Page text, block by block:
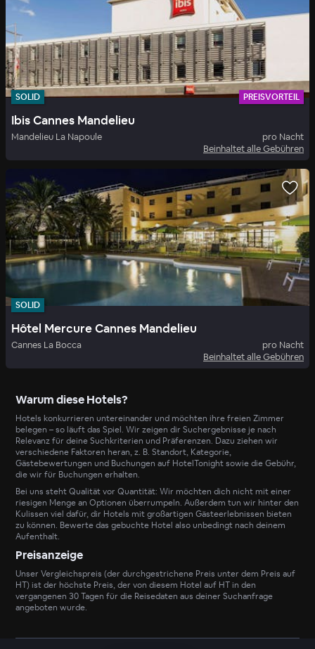
SOLID PREISVORTEIL
Ibis Cannes Mandelieu
Mandelieu La Napoule
pro Nacht
Beinhaltet alle Gebühren
SOLID
Hôtel Mercure Cannes Mandelieu
Cannes La Bocca
pro Nacht
Beinhaltet alle Gebühren
Warum diese Hotels?
Hotels konkurrieren untereinander und möchten ihre freien Zimmer
belegen – so läuft das Spiel. Wir zeigen dir Suchergebnisse je nach
Relevanz für deine Suchkriterien und Präferenzen. Dazu ziehen wir
verschiedene Faktoren heran, z. B. Standort, Kategorie,
Gästebewertungen und Buchungen auf HotelTonight sowie die Gebühr,
die wir für Buchungen erhalten.
Bei uns steht Qualität vor Quantität: Wir möchten dich nicht mit einer
riesigen Menge an Optionen überrumpeln. Außerdem tun wir hinter den
Kulissen viel dafür, dir Hotels mit großartigen Gästeerlebnissen bieten
zu können. Bewerte das gebuchte Hotel also unbedingt nach deinem
Aufenthalt.
Preisanzeige
Unser Vergleichspreis (der durchgestrichene Preis unter dem Preis auf
HT) ist der höchste Preis, der von diesem Hotel auf HT in den
vergangenen 30 Tagen für die Reisedaten aus deiner Suchanfrage
angeboten wurde.